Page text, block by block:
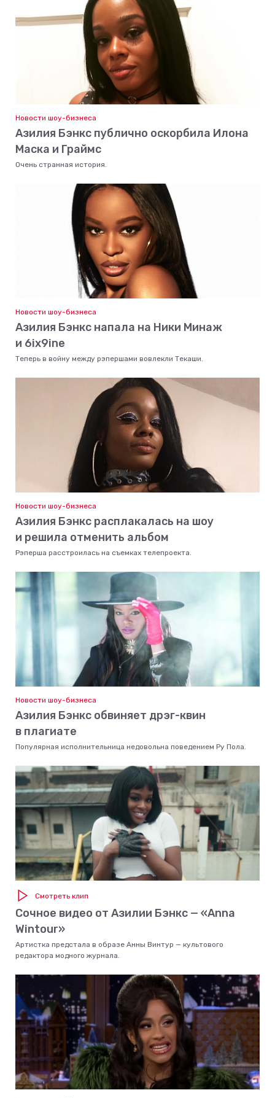
Новости шоу-бизнеса
Азилия Бэнкс публично оскорбила Илона
Маска и Граймс
Очень странная история.
Новости шоу-бизнеса
Азилия Бэнкс напала на Ники Минаж
и 6ix9ine
Теперь в войну между рэпершами вовлекли Текаши.
Новости шоу-бизнеса
Азилия Бэнкс расплакалась на шоу
и решила отменить альбом
Рэперша расстроилась на съемках телепроекта.
Новости шоу-бизнеса
Азилия Бэнкс обвиняет дрэг-квин
в плагиате
Популярная исполнительница недовольна поведением Ру Пола.
Смотреть клип
Сочное видео от Азилии Бэнкс — «Anna
Wintour»
Артистка предстала в образе Анны Винтур — культового
редактора модного журнала.